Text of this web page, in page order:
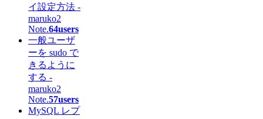
イ設定方法 -
maruko2
Note.64users
一般ユーザ
ーを sudo で
きるように
する -
maruko2
Note.57users
MySQL レプ